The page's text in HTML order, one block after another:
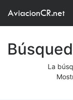
AviacionCR.net
La